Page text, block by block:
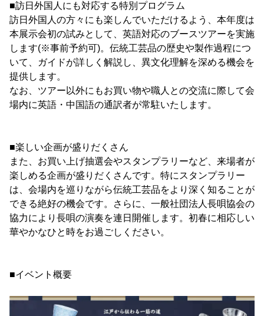
■訪日外国人にも対応する特別プログラム
訪日外国人の方々にも楽しんでいただけるよう、本年度は
本展示会初の試みとして、英語対応のブースツアーを実施
します(※事前予約可)。伝統工芸品の歴史や製作過程につ
いて、ガイドが詳しく解説し、異文化理解を深める機会を
提供します。
なお、ツアー以外にもお買い物や職人との交流に際して会
場内に英語・中国語の通訳者が常駐いたします。
■楽しい企画が盛りだくさん
また、お買い上げ抽選会やスタンプラリーなど、来場者が
楽しめる企画が盛りだくさんです。特にスタンプラリー
は、会場内を巡りながら伝統工芸品をより深く知ることが
できる絶好の機会です。さらに、一般社団法人長唄協会の
協力により長唄の演奏を連日開催します。初春に相応しい
華やかなひと時をお過ごしください。
■イベント概要